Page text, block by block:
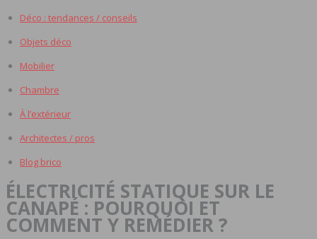
Déco : tendances / conseils
Objets déco
Mobilier
Chambre
À l’extérieur
Architectes / pros
Blog brico
ÉLECTRICITÉ STATIQUE SUR LE
CANAPÉ : POURQUOI ET
COMMENT Y REMÉDIER ?